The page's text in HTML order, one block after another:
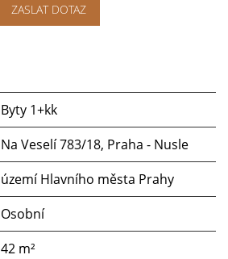
ZASLAT DOTAZ
Byty 1+kk
Na Veselí 783/18, Praha - Nusle
území Hlavního města Prahy
Osobní
42 m²